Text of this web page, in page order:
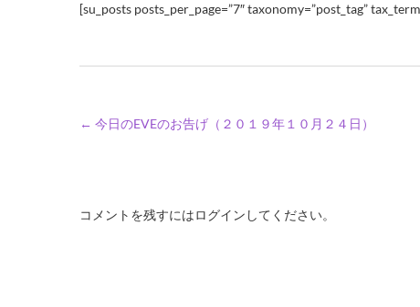
[su_posts posts_per_page=”7″ taxonomy=”post_tag”
← 今日のEVEのお告げ（２０１９年１０月２４日）
コメントを残すにはログインしてください。